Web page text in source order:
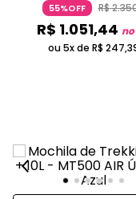
55%OFF R$2.
R$ 1.051,44 no
ou 5x de R$ 247,